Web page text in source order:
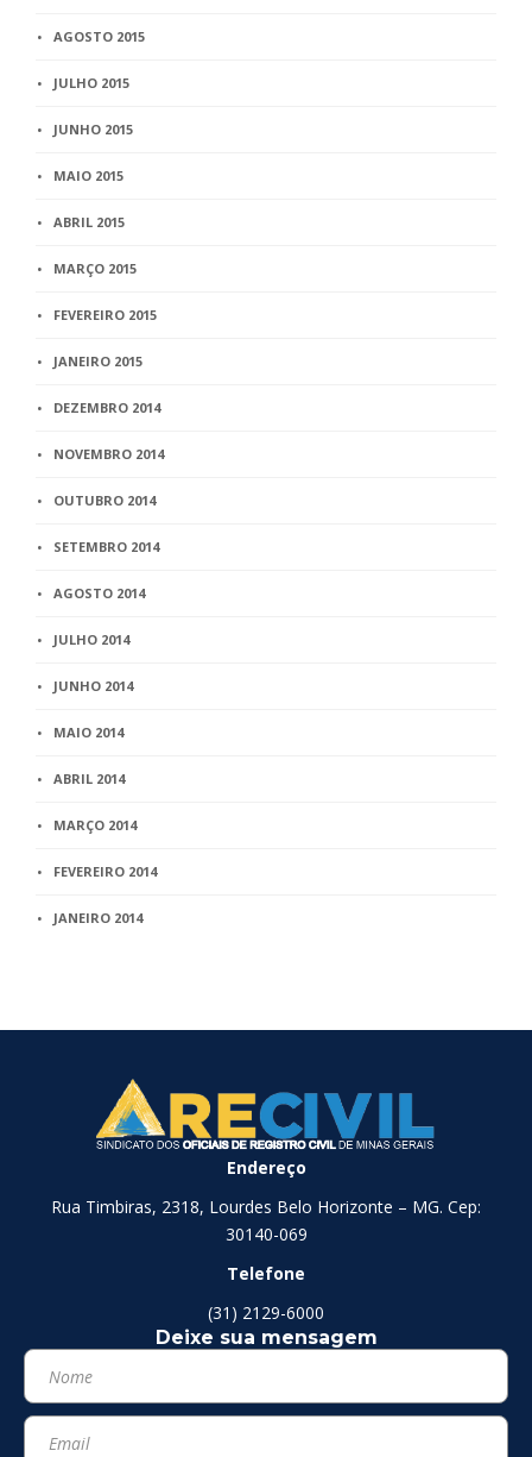
AGOSTO 2015
JULHO 2015
JUNHO 2015
MAIO 2015
ABRIL 2015
MARÇO 2015
FEVEREIRO 2015
JANEIRO 2015
DEZEMBRO 2014
NOVEMBRO 2014
OUTUBRO 2014
SETEMBRO 2014
AGOSTO 2014
JULHO 2014
JUNHO 2014
MAIO 2014
ABRIL 2014
MARÇO 2014
FEVEREIRO 2014
JANEIRO 2014
Endereço
Rua Timbiras, 2318, Lourdes Belo Horizonte – MG. Cep:
30140-069
Telefone
(31) 2129-6000
Deixe sua mensagem